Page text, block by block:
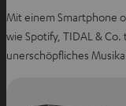
Mit einem Smartphone
wie Spotify, TIDAL &
unerschöpfliches